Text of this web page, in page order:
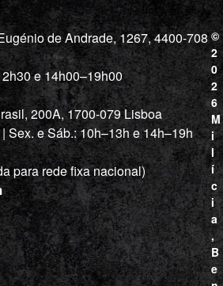
de Andrade, 1267, 4400-708
e 14h00–19h00
200A, 1700-079 Lisboa
Sex. e Sáb.: 10h–13h e 14h–19h
para rede fixa nacional)
©
2
0
2
6
M
i
l
í
c
i
a
,
B
e